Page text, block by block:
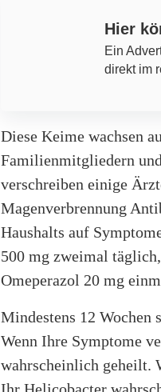
Hier
Ein
direkt im
Diese Keime wachsen
Familienmitgliedern
verschreiben einige
Magenverbrennung
Haushalts auf
500 mg zweimal
Omeperazol 20 mg
Mindestens 12 Wochen
Wenn Ihre Symptome
wahrscheinlich geheilt.